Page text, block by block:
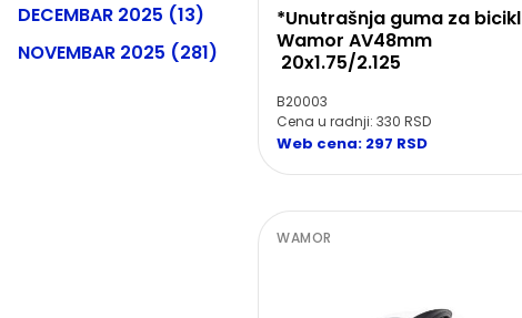
DECEMBAR 2025 (13)
NOVEMBAR 2025 (281)
*Unutrašnja guma za bicikl
Wamor AV48mm
20x1.75/2.125
B20003
Cena u radnji: 330 RSD
Web cena: 297 RSD
WAMOR